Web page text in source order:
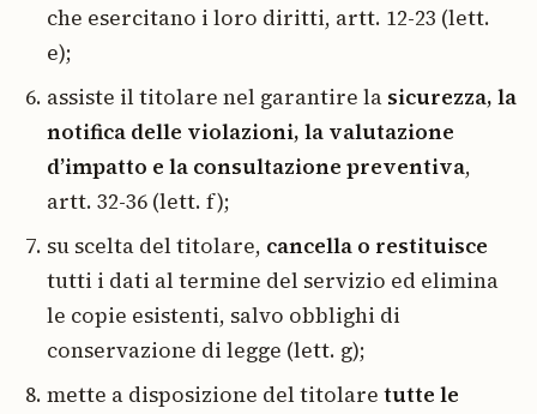
che esercitano i loro diritti, artt. 12-23 (lett.
e);
assiste il titolare nel garantire la sicurezza, la
notifica delle violazioni, la valutazione
d’impatto e la consultazione preventiva,
artt. 32-36 (lett. f);
su scelta del titolare, cancella o restituisce
tutti i dati al termine del servizio ed elimina
le copie esistenti, salvo obblighi di
conservazione di legge (lett. g);
mette a disposizione del titolare tutte le